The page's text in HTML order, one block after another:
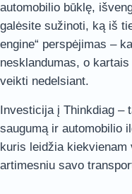
automobilio būklę,
galėsite sužinoti, ką iš
engine“ perspėjimas –
nesklandumas, o
veikti nedelsiant.
Investicija į Thinkdiag –
saugumą ir automobilio
kuris leidžia
artimesniu savo